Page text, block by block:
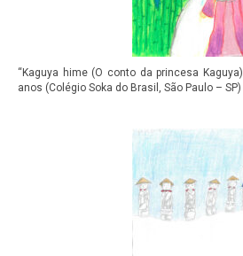
“Kaguya hime (O conto da princesa
anos (Colégio Soka do Brasil, São Paulo – SP)